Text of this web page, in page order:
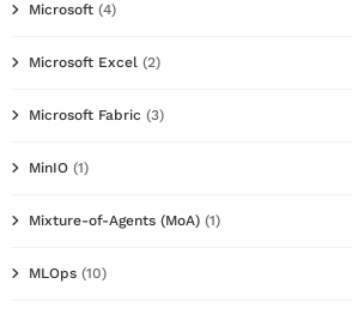
Microsoft (4)
Microsoft Excel (2)
Microsoft Fabric (3)
MinIO (1)
Mixture-of-Agents (MoA) (1)
MLOps (10)